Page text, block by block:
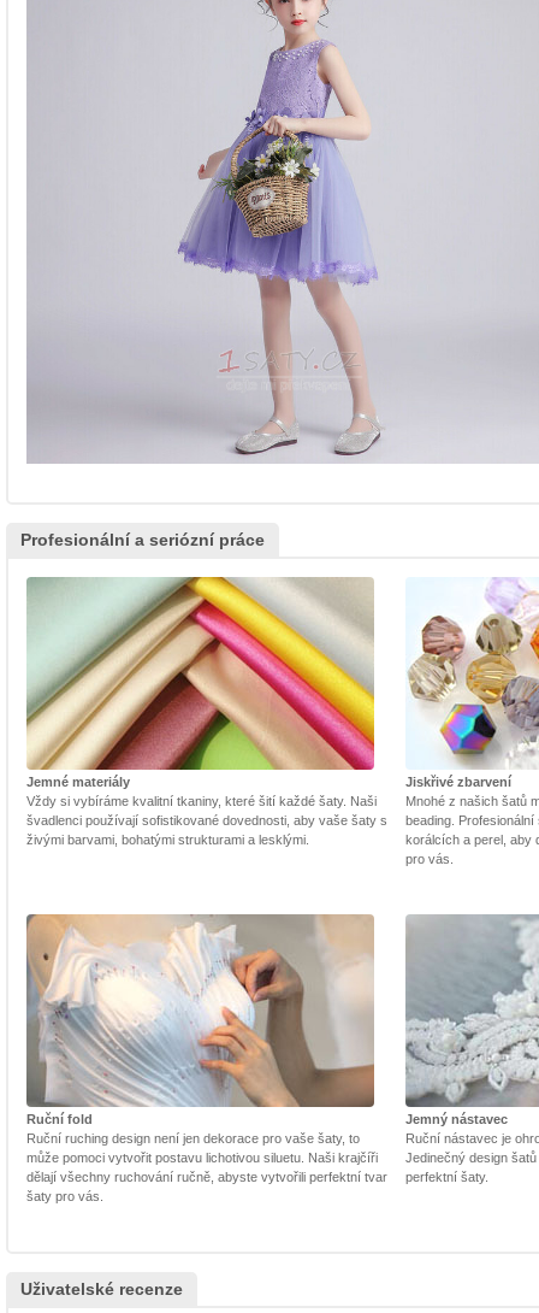
Profesionální a seriózní práce
Jemné materiály
Vždy si vybíráme kvalitní tkaniny, které šití každé šaty. Naši
švadlenci používají sofistikované dovednosti, aby vaše šaty s
živými barvami, bohatými strukturami a lesklými.
Jiskřivé zbarvení
Mnohé z našich šatů
beading.
korálcích a perel, aby
pro vás.
Ruční fold
Ruční ruching design není jen dekorace pro vaše šaty, to
může pomoci vytvořit postavu lichotivou siluetu. Naši krajčíři
dělají všechny ruchování ručně, abyste vytvořili perfektní tvar
šaty pro vás.
Jemný nástavec
Ruční nástavec je
Jedinečný design
perfektní šaty.
Uživatelské recenze